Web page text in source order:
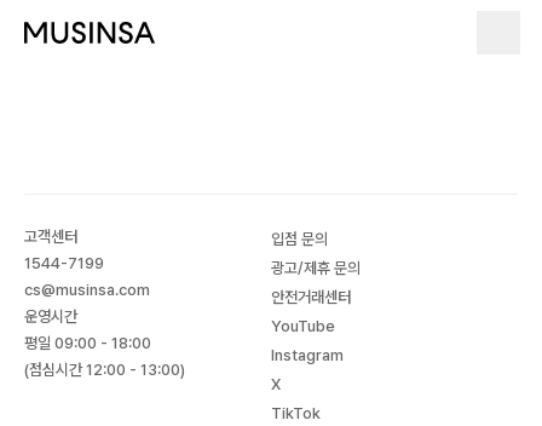
고객센터
1544-7199
cs@musinsa.com
운영시간
평일 09:00 - 18:00
(점심시간 12:00 - 13:00)
입점 문의
광고/제휴 문의
안전거래센터
YouTube
Instagram
X
TikTok